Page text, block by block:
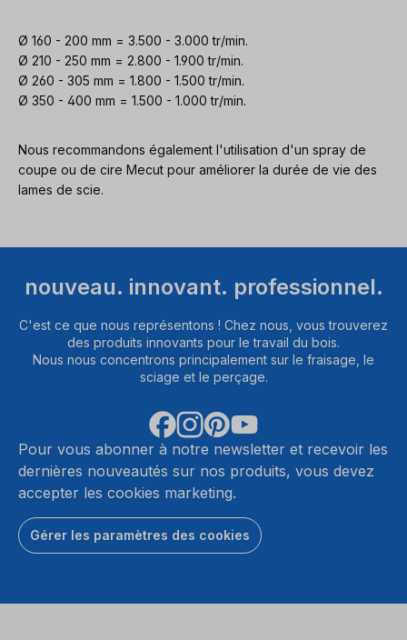
Ø 160 - 200 mm = 3.500 - 3.000 tr/min.
Ø 210 - 250 mm = 2.800 - 1.900 tr/min.
Ø 260 - 305 mm = 1.800 - 1.500 tr/min.
Ø 350 - 400 mm = 1.500 - 1.000 tr/min.
Nous recommandons également l'utilisation d'un spray de
coupe ou de cire Mecut pour améliorer la durée de vie des
lames de scie.
nouveau. innovant. professionnel.
C'est ce que nous représentons ! Chez nous, vous trouverez
des produits innovants pour le travail du bois.
Nous nous concentrons principalement sur le fraisage, le
sciage et le perçage.
Pour vous abonner à notre newsletter et recevoir les
dernières nouveautés sur nos produits, vous devez
accepter les cookies marketing.
Gérer les paramètres des cookies